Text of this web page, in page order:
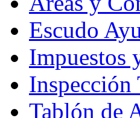
Escudo
Impuestos
Tablón de